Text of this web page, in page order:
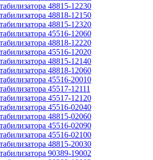
48815-12230
48818-12150
48815-12320
45516-12060
48818-12220
45516-12020
48815-12140
48818-12060
45516-20010
45517-12111
45517-12120
45516-02040
48815-02060
45516-02090
45516-02100
48815-20030
90389-19002